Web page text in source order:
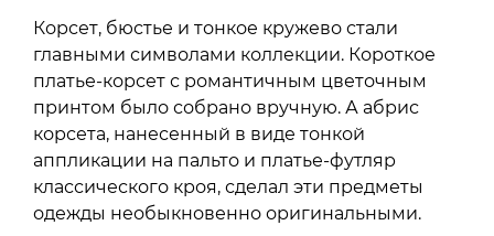
Корсет, бюстье и тонкое кружево стали
главными символами коллекции. Короткое
платье-корсет с романтичным цветочным
принтом было собрано вручную. А абрис
корсета, нанесенный в виде тонкой
аппликации на пальто и платье-футляр
классического кроя, сделал эти предметы
одежды необыкновенно оригинальными.